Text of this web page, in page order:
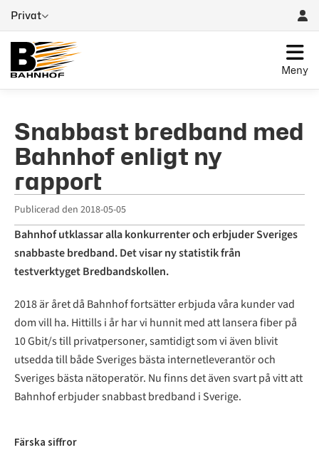
Privat
Meny
Snabbast bredband med
Bahnhof enligt ny
rapport
Publicerad den 2018-05-05
Bahnhof utklassar alla konkurrenter och erbjuder Sveriges
snabbaste bredband. Det visar ny statistik från
testverktyget Bredbandskollen.
2018 är året då Bahnhof fortsätter erbjuda våra kunder vad
dom vill ha. Hittills i år har vi hunnit med att lansera fiber på
10 Gbit/s till privatpersoner, samtidigt som vi även blivit
utsedda till både Sveriges bästa internetleverantör och
Sveriges bästa nätoperatör. Nu finns det även svart på vitt att
Bahnhof erbjuder snabbast bredband i Sverige.
Färska siffror